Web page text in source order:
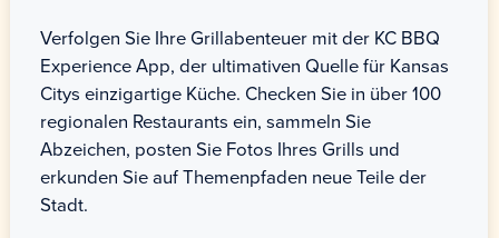
Verfolgen Sie Ihre Grillabenteuer mit der KC BBQ
Experience App, der ultimativen Quelle für Kansas
Citys einzigartige Küche. Checken Sie in über 100
regionalen Restaurants ein, sammeln Sie
Abzeichen, posten Sie Fotos Ihres Grills und
erkunden Sie auf Themenpfaden neue Teile der
Stadt.